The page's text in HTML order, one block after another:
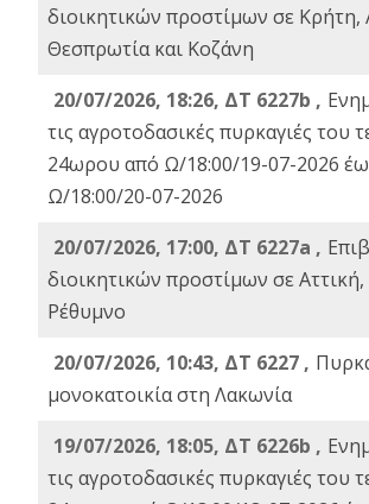
διοικητικών προστίμων σε Κρήτη,
Θεσπρωτία και Κοζάνη
20/07/2026, 18:26, ΔΤ 6227b ,
τις αγροτοδασικές πυρκαγιές του
24ωρου από Ω/18:00/19-07-2026
Ω/18:00/20-07-2026
20/07/2026, 17:00, ΔΤ 6227a ,
διοικητικών προστίμων σε
Ρέθυμνο
20/07/2026, 10:43, ΔΤ 6227 ,
μονοκατοικία στη Λακωνία
19/07/2026, 18:05, ΔΤ 6226b ,
τις αγροτοδασικές πυρκαγιές του